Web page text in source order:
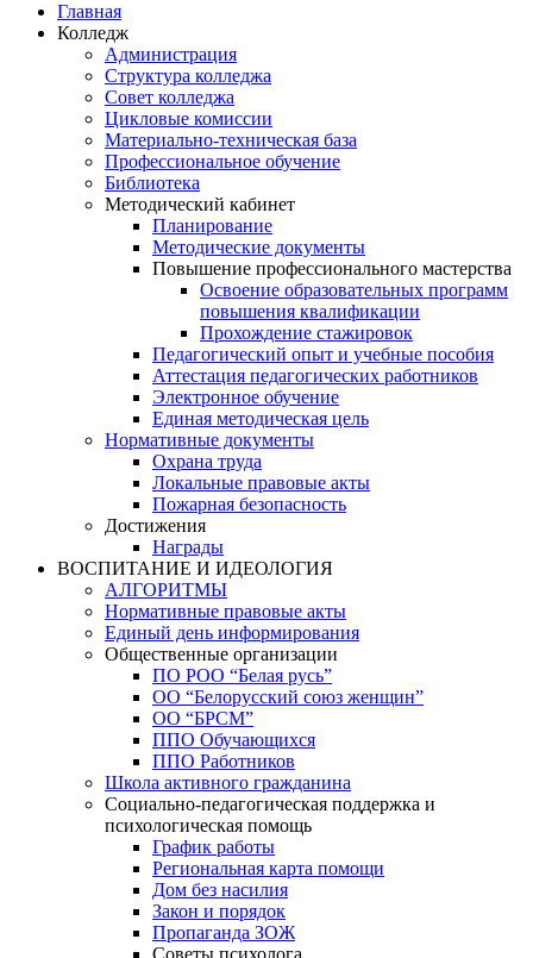
Главная
Колледж
Администрация
Структура колледжа
Совет колледжа
Цикловые комиссии
Материально-техническая база
Профессиональное обучение
Библиотека
Методический кабинет
Планирование
Методические документы
Повышение профессионального мастерства
Освоение образовательных программ
повышения квалификации
Прохождение стажировок
Педагогический опыт и учебные пособия
Аттестация педагогических работников
Электронное обучение
Единая методическая цель
Нормативные документы
Охрана труда
Локальные правовые акты
Пожарная безопасность
Достижения
Награды
ВОСПИТАНИЕ И ИДЕОЛОГИЯ
АЛГОРИТМЫ
Нормативные правовые акты
Единый день информирования
Общественные организации
ПО РОО “Белая русь”
ОО “Белорусский союз женщин”
ОО “БРСМ”
ППО Обучающихся
ППО Работников
Школа активного гражданина
Социально-педагогическая поддержка и
психологическая помощь
График работы
Региональная карта помощи
Дом без насилия
Закон и порядок
Пропаганда ЗОЖ
Советы психолога